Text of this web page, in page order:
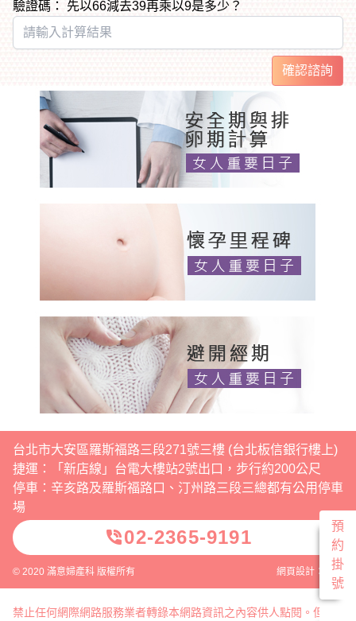
驗證碼： 先以66減去39再乘以9是多少？
確認諮詢
台北市大安區羅斯福路三段271號三樓 (台北板信銀行樓上)
捷運：「新店線」台電大樓站2號出口，步行約200公尺
停車：辛亥路及羅斯福路口、汀州路三段三總都有公用停車
場
phone_in_talk02-2365-9191
© 2020 滿意婦產科 版權所有 網頁設計：威普
禁止任何網際網路服務業者轉錄本網路資訊之內容供人點閱。但以
預
約
掛
號